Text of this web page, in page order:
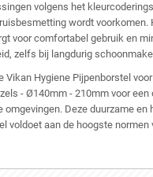
volgens het
wordt voorkomen.
voor comfortabel gebruik en
zelfs bij langdurig
Vikan Hygiene Pijpenborstel
- Ø140mm - 210mm voor
omgevingen. Deze duurzame en
voldoet aan de hoogste